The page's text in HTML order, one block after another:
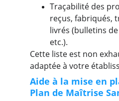
Traçabilité des
reçus, fabriqués,
livrés (bulletins
etc.).
Cette liste est non
adaptée à votre
Aide à la mise en
Plan de Maîtrise